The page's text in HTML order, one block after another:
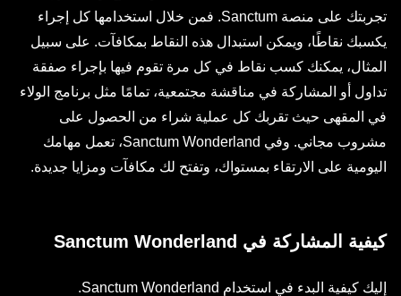
تجربتك على منصة Sanctum. فمن خلال استخدامها كل إجراء
يكسبك نقاطًا، ويمكن استبدال هذه النقاط بمكافآت. على سبيل
المثال، يمكنك كسب نقاط في كل مرة تقوم فيها بإجراء صفقة
تداول أو المشاركة في مناقشة مجتمعية، تمامًا مثل برنامج الولاء
في المقهى حيث تقربك كل عملية شراء من الحصول على
مشروب مجاني. وفي Sanctum Wonderland، تعمل مهامك
اليومية على الارتقاء بمستواك، وتفتح لك مكافآت ومزايا جديدة.
كيفية المشاركة في Sanctum Wonderland
إليك كيفية البدء في استخدام Sanctum Wonderland.